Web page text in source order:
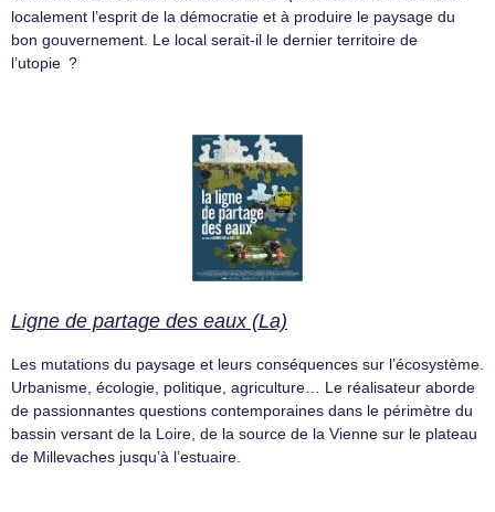
localement l’esprit de la démocratie et à produire le paysage du
bon gouvernement. Le local serait-il le dernier territoire de
l’utopie ?
Ligne de partage des eaux (La)
Les mutations du paysage et leurs conséquences sur l’écosystème.
Urbanisme, écologie, politique, agriculture… Le réalisateur aborde
de passionnantes questions contemporaines dans le périmètre du
bassin versant de la Loire, de la source de la Vienne sur le plateau
de Millevaches jusqu’à l’estuaire.